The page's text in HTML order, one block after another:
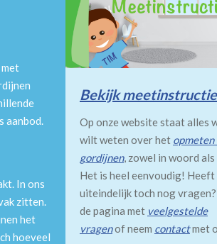
aanbod.
In ons
zitten.
het
hoeveel
Bekijk
Op onze website staat alles
wilt weten over het opmeten
gordijnen, zowel in woord als
Het is heel eenvoudig! Heeft
uiteindelijk toch nog
de pagina met veelgestelde
vragenof neem contactmet